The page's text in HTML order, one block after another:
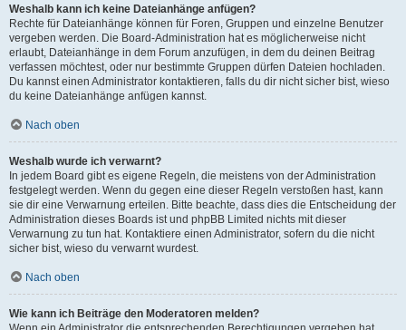
Weshalb kann ich keine Dateianhänge anfügen?
Rechte für Dateianhänge können für Foren, Gruppen und einzelne Benutzer
vergeben werden. Die Board-Administration hat es möglicherweise nicht
erlaubt, Dateianhänge in dem Forum anzufügen, in dem du deinen Beitrag
verfassen möchtest, oder nur bestimmte Gruppen dürfen Dateien hochladen.
Du kannst einen Administrator kontaktieren, falls du dir nicht sicher bist, wieso
du keine Dateianhänge anfügen kannst.
Nach oben
Weshalb wurde ich verwarnt?
In jedem Board gibt es eigene Regeln, die meistens von der Administration
festgelegt werden. Wenn du gegen eine dieser Regeln verstoßen hast, kann
sie dir eine Verwarnung erteilen. Bitte beachte, dass dies die Entscheidung der
Administration dieses Boards ist und phpBB Limited nichts mit dieser
Verwarnung zu tun hat. Kontaktiere einen Administrator, sofern du die nicht
sicher bist, wieso du verwarnt wurdest.
Nach oben
Wie kann ich Beiträge den Moderatoren melden?